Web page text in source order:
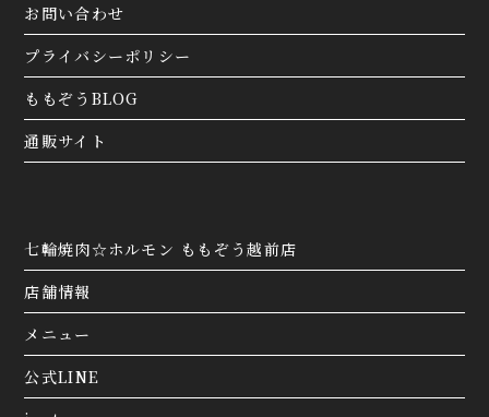
お問い合わせ
プライバシーポリシー
ももぞうBLOG
通販サイト
七輪焼肉☆ホルモン ももぞう越前店
店舗情報
メニュー
公式LINE